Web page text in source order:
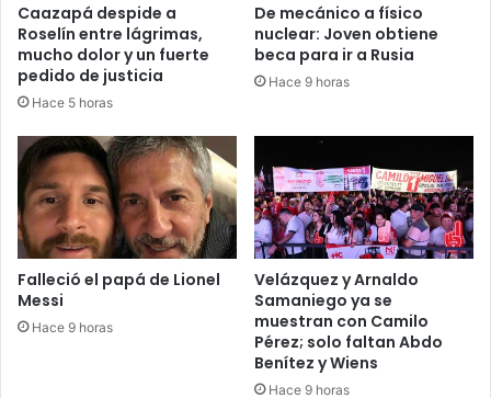
Caazapá despide a
Roselín entre lágrimas,
mucho dolor y un fuerte
pedido de justicia
Hace 5 horas
De mecánico a físico
nuclear: Joven obtiene
beca para ir a Rusia
Hace 9 horas
Falleció el papá de Lionel
Messi
Hace 9 horas
Velázquez y Arnaldo
Samaniego ya se
muestran con Camilo
Pérez; solo faltan Abdo
Benítez y Wiens
Hace 9 horas